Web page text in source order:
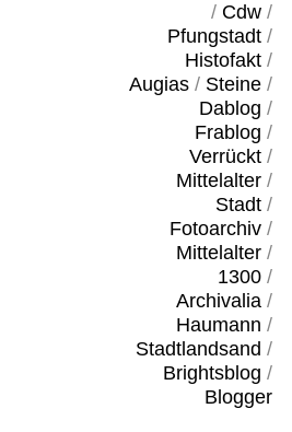
/ Cdw/
Pfungstadt/
Histofakt/
Augias/ Steine/
Dablog /
Frablog /
Verrückt/
Mittelalter/
Stadt/
Fotoarchiv/
Mittelalter/
1300/
Archivalia/
Haumann /
Stadtlandsand /
Brightsblog /
Blogger